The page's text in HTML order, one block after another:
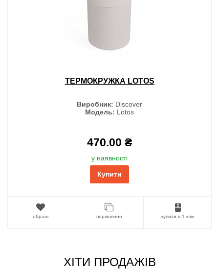
ТЕРМОКРУЖКА LOTOS
Виробник: Discover
Модель: Lotos
470.00 ₴
у наявності
Купити
обрані порівняння купити в 1 клік
ХІТИ ПРОДАЖІВ